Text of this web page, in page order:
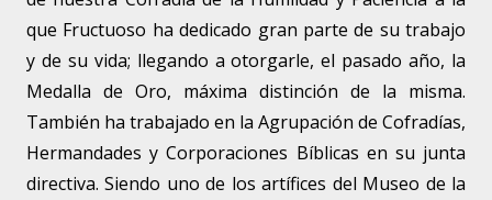
que Fructuoso ha dedicado gran parte de su trabajo
y de su vida; llegando a otorgarle, el pasado año, la
Medalla de Oro, máxima distinción de la misma.
También ha trabajado en la Agrupación de Cofradías,
Hermandades y Corporaciones Bíblicas en su junta
directiva. Siendo uno de los artífices del Museo de la